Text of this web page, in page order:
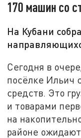
170 машин со
На Кубани
Сегодня в
посёлке Ильич
средств. Это
и товарами
на
районе